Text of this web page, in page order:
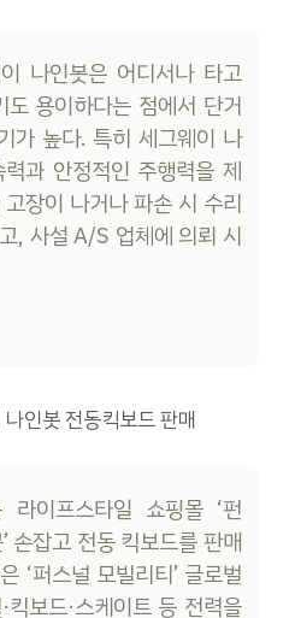
나인봇은 어디서나 타고
용이하다는 점에서 단거
가 높다. 특히 세그웨이 나
과 안정적인 주행력을 제
장이 나거나 파손 시 수리
, 사설 A/S 업체에 의뢰 시
나인봇 전동킥보드 판매
이프스타일 쇼핑몰 ‘펀
손잡고 전동 킥보드를 판매
‘퍼스널 모빌리티’ 글로벌
보드·스케이트 등 전력을